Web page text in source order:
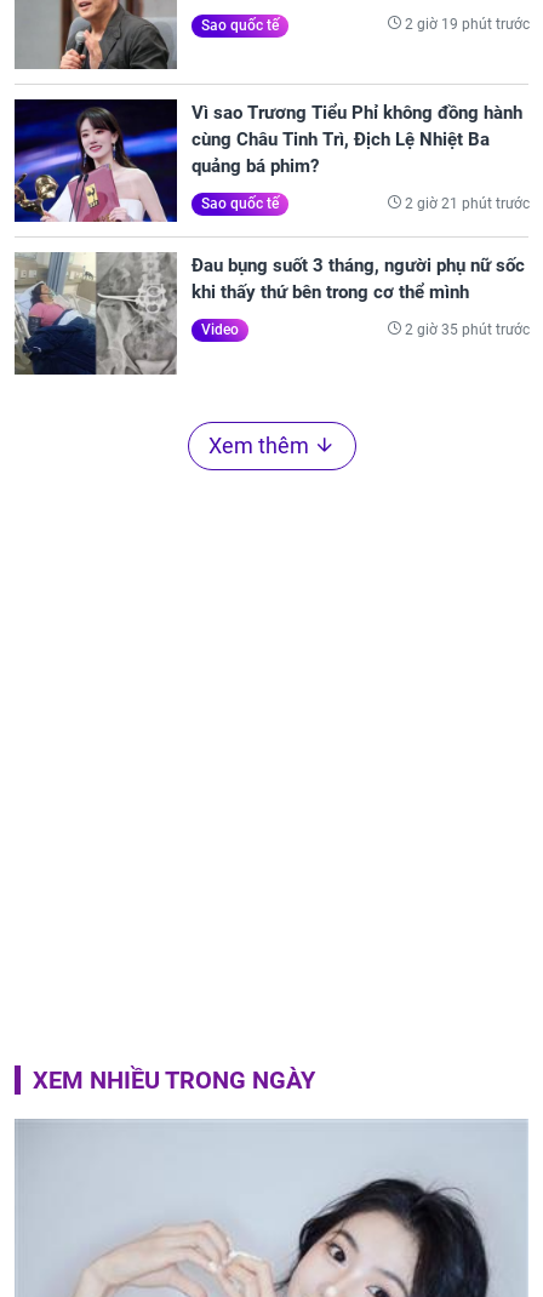
Sao quốc tế 2 giờ 19 phút trước
Vì sao Trương Tiểu Phỉ không đồng hành
cùng Châu Tinh Trì, Địch Lệ Nhiệt Ba
quảng bá phim?
Sao quốc tế 2 giờ 21 phút trước
Đau bụng suốt 3 tháng, người phụ nữ sốc
khi thấy thứ bên trong cơ thể mình
Video 2 giờ 35 phút trước
Xem thêm
XEM NHIỀU TRONG NGÀY